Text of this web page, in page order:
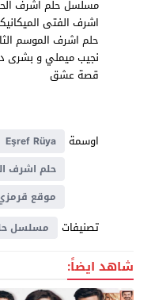
اشرف الفتى
قصة عشق
اوسمة Eşref Rüya
حلم اشرف
موقع
تصنيفات مسلسل
شاهد ايضاً: